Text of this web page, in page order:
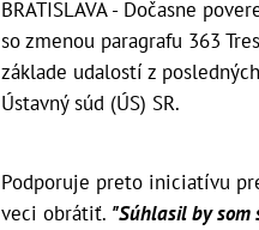
BRATISLAVA - Dočasne
so zmenou paragrafu 363
základe udalostí z
Ústavný súd (ÚS) SR.
Podporuje preto iniciatívu
veci obrátiť. "Súhlasil by som